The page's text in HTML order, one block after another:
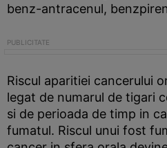
benz-antracenul,
Riscul aparitiei cancerului
legat de numarul de tigari
si de perioada de timp in
fumatul. Riscul unui fost